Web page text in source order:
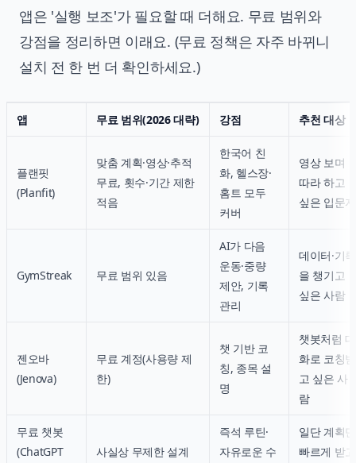
앱은 '실행 보조'가 필요할 때 더해요. 무료 범위와
강점을 정리하면 이래요. (무료 정책은 자주 바뀌니
설치 전 한 번 더 확인하세요.)
앱 무료 범위(2026 대략) 강점 추천 대상
플랜핏
(Planfit)
맞춤 계획·영상·추적
무료, 횟수·기간 제한
적음
한국어 친
화, 헬스장·
홈트 모두
커버
영상 보며
따라 하고
싶은 입문자
GymStreak 무료 범위 있음
AI가 다음
운동·중량
제안, 기록
관리
데이터·기록
을 챙기고
싶은 사람
젠오바
(Jenova)
무료 계정(사용량 제
한)
챗 기반 코
칭, 종목 설
명
챗봇처럼 대
화로 코칭받
고 싶은 사
람
무료 챗봇
(ChatGPT
사실상 무제한 설계
즉석 루틴·
자유로운 수
일단 계획만
빠르게 받고